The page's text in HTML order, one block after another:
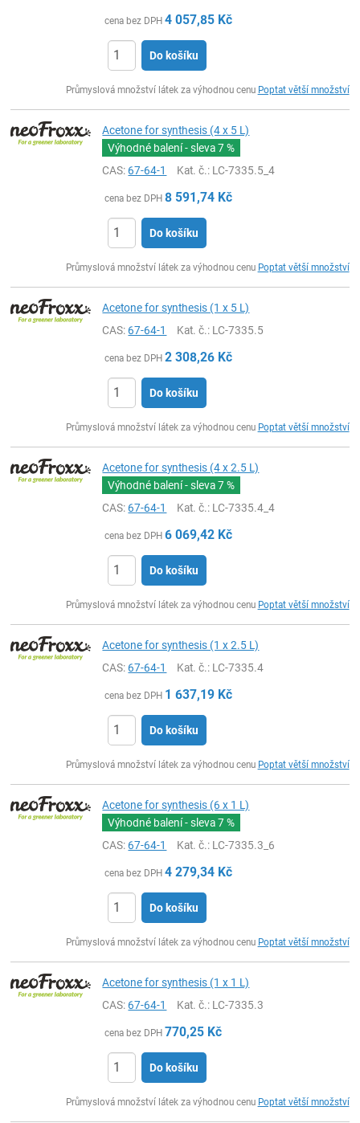
cena bez DPH 4 057,85 Kč
Do košíku
Průmyslová množství látek za výhodnou cenu Poptat větší množství
Acetone for synthesis (4 x 5 L)
Výhodné balení - sleva7 %
CAS:67-64-1 Kat. č.: LC-7335.5_4
cena bez DPH 8 591,74 Kč
Do košíku
Průmyslová množství látek za výhodnou cenu Poptat větší množství
Acetone for synthesis (1 x 5 L)
CAS:67-64-1 Kat. č.: LC-7335.5
cena bez DPH 2 308,26 Kč
Do košíku
Průmyslová množství látek za výhodnou cenu Poptat větší množství
Acetone for synthesis (4 x 2.5 L)
Výhodné balení - sleva7 %
CAS:67-64-1 Kat. č.: LC-7335.4_4
cena bez DPH 6 069,42 Kč
Do košíku
Průmyslová množství látek za výhodnou cenu Poptat větší množství
Acetone for synthesis (1 x 2.5 L)
CAS:67-64-1 Kat. č.: LC-7335.4
cena bez DPH 1 637,19 Kč
Do košíku
Průmyslová množství látek za výhodnou cenu Poptat větší množství
Acetone for synthesis (6 x 1 L)
Výhodné balení - sleva7 %
CAS:67-64-1 Kat. č.: LC-7335.3_6
cena bez DPH 4 279,34 Kč
Do košíku
Průmyslová množství látek za výhodnou cenu Poptat větší množství
Acetone for synthesis (1 x 1 L)
CAS:67-64-1 Kat. č.: LC-7335.3
cena bez DPH 770,25 Kč
Do košíku
Průmyslová množství látek za výhodnou cenu Poptat větší množství